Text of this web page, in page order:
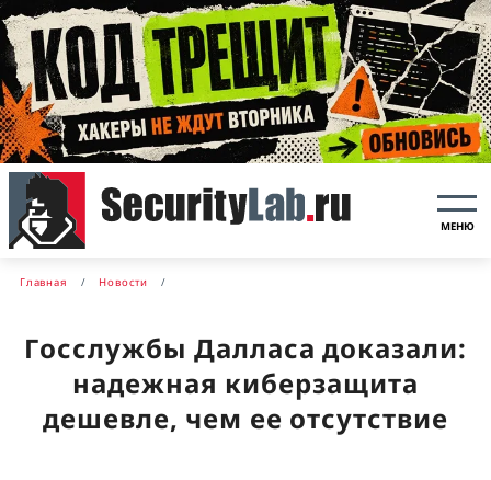
МЕНЮ
Главная Новости
Госслужбы Далласа доказали:
надежная киберзащита
дешевле, чем ее отсутствие